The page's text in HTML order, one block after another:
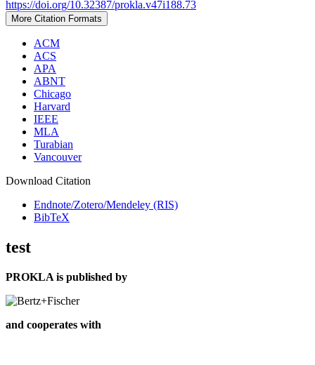
https://doi.org/10.32387/prokla.v47i188.73
More Citation Formats
ACM
ACS
APA
ABNT
Chicago
Harvard
IEEE
MLA
Turabian
Vancouver
Download Citation
Endnote/Zotero/Mendeley (RIS)
BibTeX
test
PROKLA is published by
and cooperates with